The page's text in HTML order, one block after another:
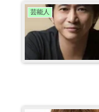
芸能人